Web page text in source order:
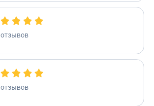
отзывов
отзывов